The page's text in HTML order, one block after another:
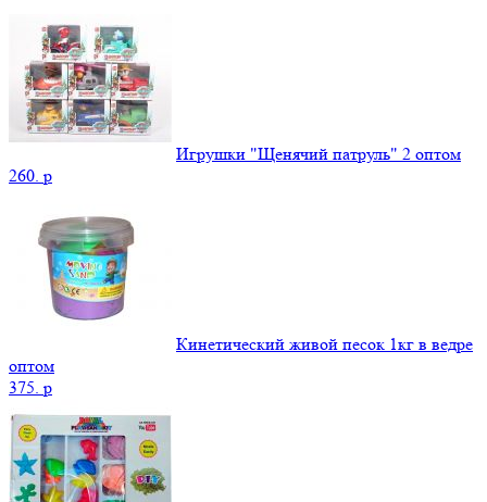
Игрушки "Щенячий патруль" 2 оптом
260. p
Кинетический живой песок 1кг в ведре
оптом
375. p